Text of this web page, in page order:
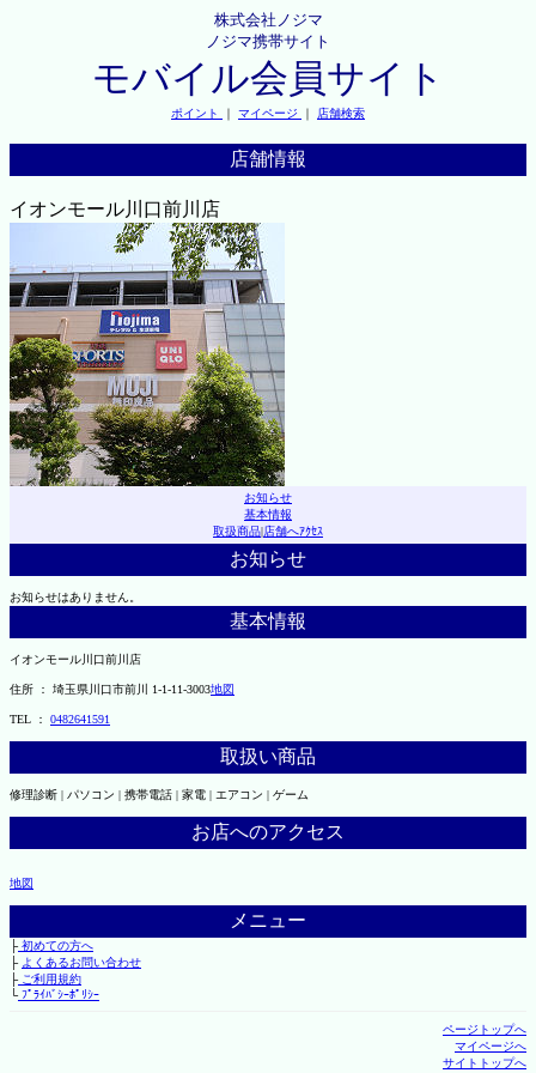
株式会社ノジマ
ノジマ携帯サイト
モバイル会員サイト
ポイント ｜ マイページ ｜ 店舗検索
店舗情報
イオンモール川口前川店
お知らせ
基本情報
取扱商品|店舗へｱｸｾｽ
お知らせ
お知らせはありません。
基本情報
イオンモール川口前川店
住所 ： 埼玉県川口市前川 1-1-11-3003地図
TEL ： 0482641591
取扱い商品
修理診断 | パソコン | 携帯電話 | 家電 | エアコン | ゲーム
お店へのアクセス
地図
メニュー
├初めての方へ
├ よくあるお問い合わせ
├ご利用規約
└ﾌﾟﾗｲﾊﾞｼｰﾎﾟﾘｼｰ
ページトップへ
マイページへ
サイトトップへ